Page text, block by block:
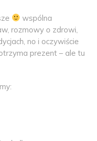
wspólna
rozmowy o zdrowi,
no i oczywiście
prezent – ale tu